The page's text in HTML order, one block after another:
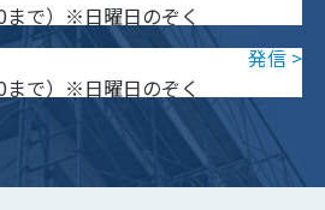
で）※日曜日のぞく
で）※日曜日のぞく